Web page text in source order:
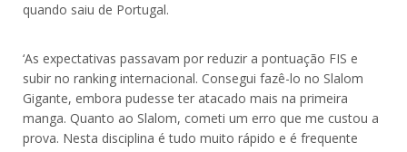
quando saiu de Portugal.
‘As expectativas passavam por reduzir a pontuação FIS e
subir no ranking internacional. Consegui fazê-lo no Slalom
Gigante, embora pudesse ter atacado mais na primeira
manga. Quanto ao Slalom, cometi um erro que me custou a
prova. Nesta disciplina é tudo muito rápido e é frequente